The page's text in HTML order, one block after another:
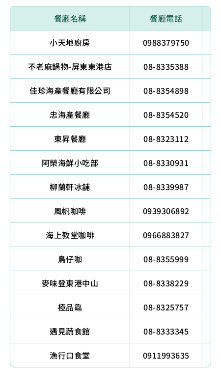
餐廳名稱 餐廳電話
小天地廚房 0988379750
不老麻鍋物-屏東東港店 08-8335388
佳珍海產餐廳有限公司 08-8354898
忠海產餐廳 08-8354520
東昇餐廳 08-8323112
阿榮海鮮小吃部 08-8330931
柳蘭軒冰舖 08-8339987
風帆咖啡 0939306892
海上教堂咖啡 0966883827
鳥仔咖 08-8355999
麥味登東港中山 08-8338229
極品鱻 08-8325757
遇見蔬食館 08-8333345
漁行口食堂 0911993635